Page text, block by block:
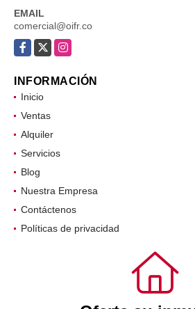
EMAIL
comercial@oifr.co
Facebook
X Instagram
INFORMACIÓN
Inicio
Ventas
Alquiler
Servicios
Blog
Nuestra Empresa
Contáctenos
Políticas de privacidad